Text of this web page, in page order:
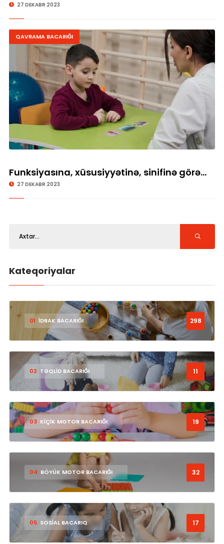
əşyanı seçmə
27 DEKABR 2023
QAVRAMA BACARIĞI
Funksiyasına, xüsusiyyətinə, sinifinə görə
sualları cavablandırma
27 DEKABR 2023
Kateqoriyalar
01 İDRAK BACARIĞI 298
02 TƏQLİD BACARIĞI 11
03 KİÇİK MOTOR BACARIĞI 19
04 BÖYÜK MOTOR BACARIĞI 32
05 SOSİAL BACARIQ 17